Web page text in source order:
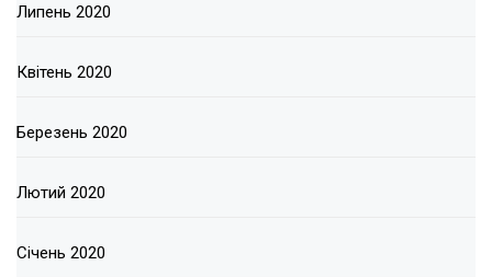
Липень 2020
Квітень 2020
Березень 2020
Лютий 2020
Січень 2020